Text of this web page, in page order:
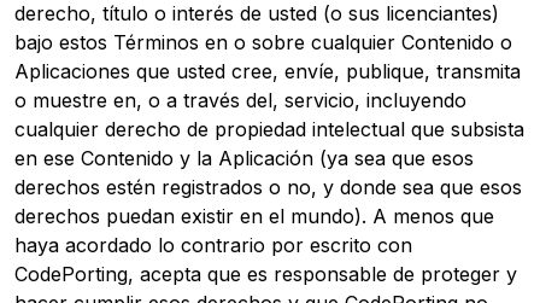
derecho, título o interés de usted (o sus licenciantes)
bajo estos Términos en o sobre cualquier Contenido o
Aplicaciones que usted cree, envíe, publique, transmita
o muestre en, o a través del, servicio, incluyendo
cualquier derecho de propiedad intelectual que subsista
en ese Contenido y la Aplicación (ya sea que esos
derechos estén registrados o no, y donde sea que esos
derechos puedan existir en el mundo). A menos que
haya acordado lo contrario por escrito con
CodePorting, acepta que es responsable de proteger y